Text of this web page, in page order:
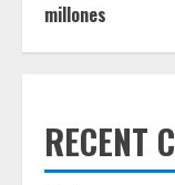
millones
RECENT